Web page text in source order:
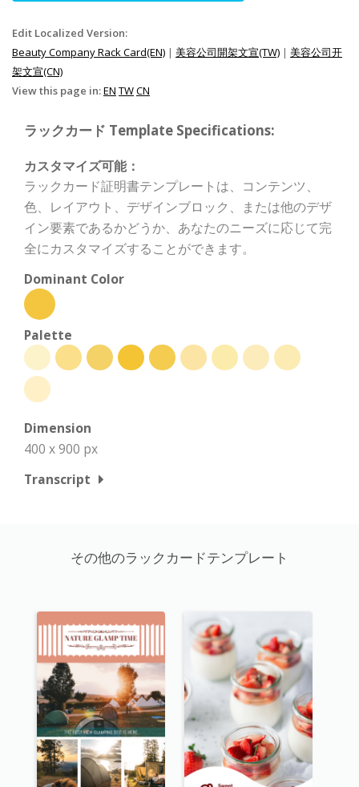
Edit Localized Version:
Beauty Company Rack Card(EN) | 美容公司開架文宣(TW) | 美容公司开
架文宣(CN)
View this page in:EN TWCN
ラックカード Template Specifications:
カスタマイズ可能：
ラックカード証明書テンプレートは、コンテンツ、
色、レイアウト、デザインブロック、または他のデザ
イン要素であるかどうか、あなたのニーズに応じて完
全にカスタマイズすることができます。
Dominant Color
Palette
Dimension
400 x 900 px
Transcript
その他のラックカードテンプレート